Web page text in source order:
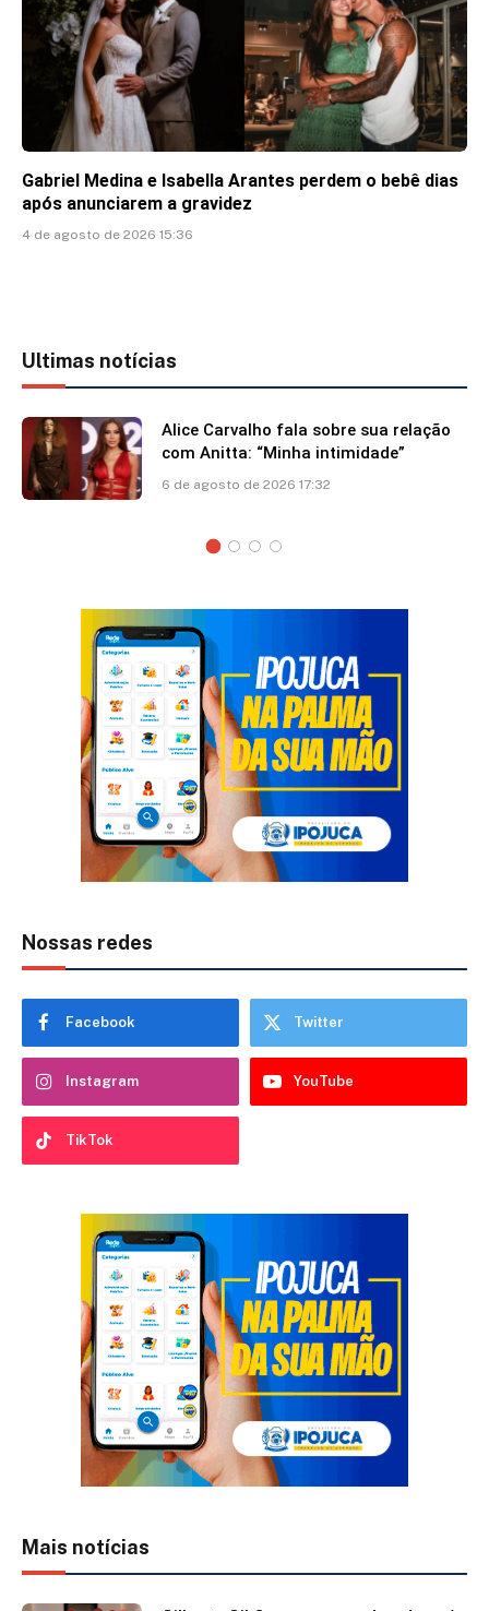
Gabriel Medina e Isabella Arantes perdem o bebê dias
após anunciarem a gravidez
4 de agosto de 2026 15:36
Ultimas notícias
Alice Carvalho fala sobre sua relação
com Anitta: “Minha intimidade”
6 de agosto de 2026 17:32
Nossas redes
Facebook Twitter
Instagram YouTube
TikTok
Mais notícias